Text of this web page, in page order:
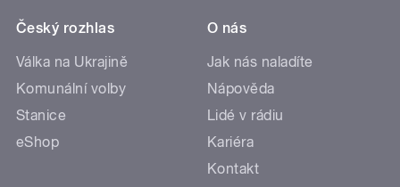
Český rozhlas
Válka na Ukrajině
Komunální volby
Stanice
eShop
O nás
Jak nás naladíte
Nápověda
Lidé v rádiu
Kariéra
Kontakt